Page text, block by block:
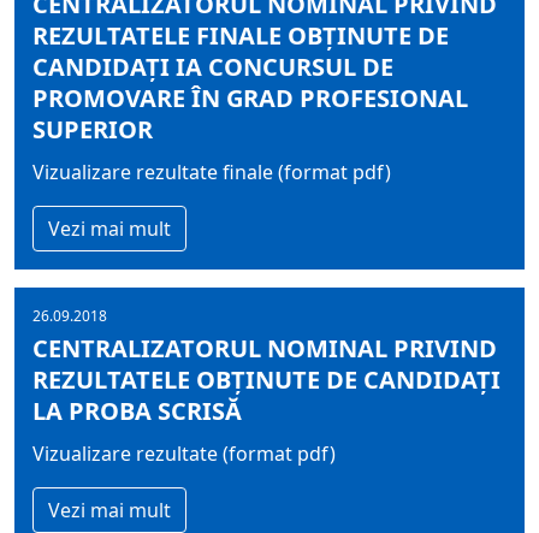
REZULTATELE FINALE OBŢINUTE DE
CANDIDAŢI IA CONCURSUL DE
PROMOVARE ÎN GRAD PROFESIONAL
SUPERIOR
Vizualizare rezultate finale (format pdf)
Vezi mai mult
26.09.2018
CENTRALIZATORUL NOMINAL PRIVIND
REZULTATELE OBŢINUTE DE CANDIDAŢI
LA PROBA SCRISĂ
Vizualizare rezultate (format pdf)
Vezi mai mult